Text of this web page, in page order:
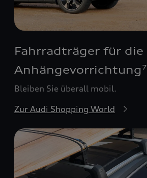
Fahrradträger für die
Anhängevorrichtung 7
Bleiben Sie überall mobil.
Zur Audi Shopping World